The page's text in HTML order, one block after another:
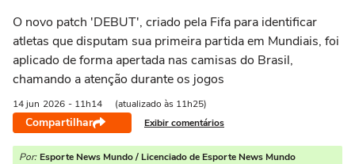
O novo patch 'DEBUT', criado pela Fifa para identificar
atletas que disputam sua primeira partida em Mundiais, foi
aplicado de forma apertada nas camisas do Brasil,
chamando a atenção durante os jogos
14 jun 2026 - 11h14 (atualizado às 11h25)
Compartilhar Exibir comentários
Por: Esporte News Mundo / Licenciado de Esporte News Mundo